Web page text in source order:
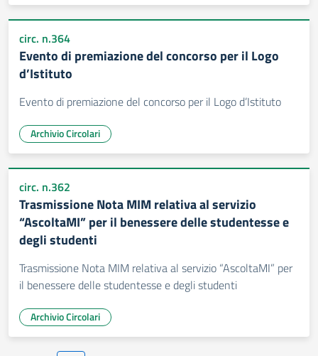
circ. n.364
Evento di premiazione del concorso per il Logo
d’Istituto
Evento di premiazione del concorso per il Logo d’Istituto
Archivio Circolari
circ. n.362
Trasmissione Nota MIM relativa al servizio
“AscoltaMI” per il benessere delle studentesse e
degli studenti
Trasmissione Nota MIM relativa al servizio “AscoltaMI” per
il benessere delle studentesse e degli studenti
Archivio Circolari